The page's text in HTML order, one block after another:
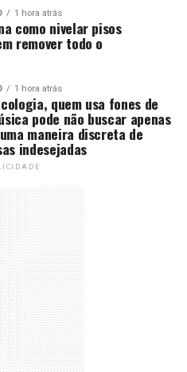
1 hora atrás
como nivelar pisos
remover todo o
1 hora atrás
quem usa fones de
pode não buscar apenas
maneira discreta de
indesejadas